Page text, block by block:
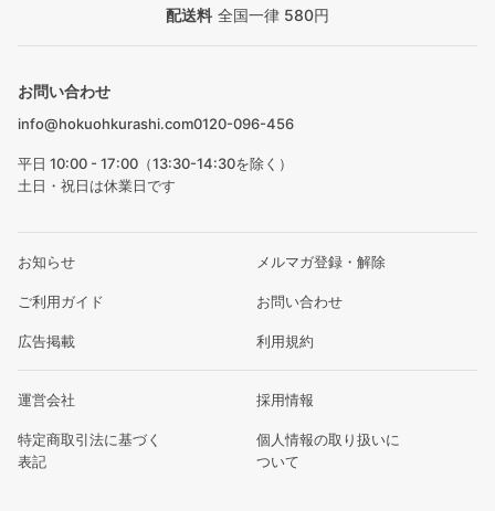
配送料 全国一律 580円
お問い合わせ
info@hokuohkurashi.com0120-096-456
平日 10:00 - 17:00（13:30-14:30を除く）
土日・祝日は休業日です
お知らせ メルマガ登録・解除
ご利用ガイド お問い合わせ
広告掲載 利用規約
運営会社 採用情報
特定商取引法に基づく
表記
個人情報の取り扱いに
ついて